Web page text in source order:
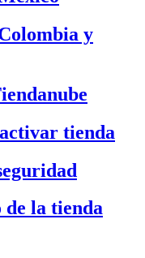
y
tienda
la tienda